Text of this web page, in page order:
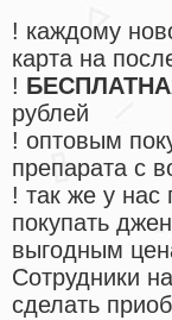
! каждому
карта на
!
рублей
! оптовым
препарата с
! так же у
покупать
выгодным
Cотрудники
сделать